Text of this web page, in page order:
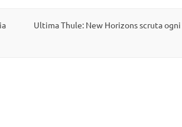
Ultima Thule: New Horizons scruta